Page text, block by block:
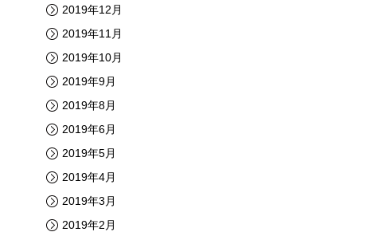
2019年12月
2019年11月
2019年10月
2019年9月
2019年8月
2019年6月
2019年5月
2019年4月
2019年3月
2019年2月